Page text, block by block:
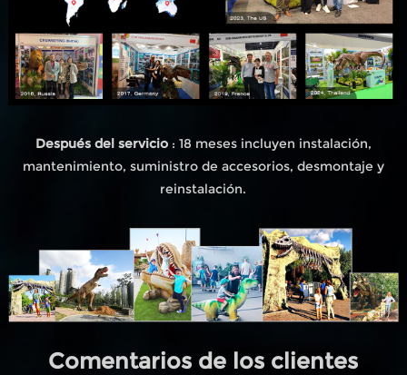
Después del servicio: 18 meses incluyen instalación,
mantenimiento, suministro de accesorios, desmontaje y
reinstalación.
Comentarios de los clientes